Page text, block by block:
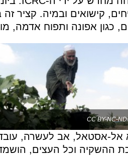
קישואים ובמיה. קציר
כגון אפונה ותפוח אדמה,
CC BY-NC-
ההשקיה וכל העצים,